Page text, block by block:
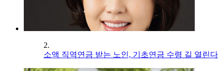
2.
소액 직역연금 받는 노인, 기초연금 수령 길 열린다